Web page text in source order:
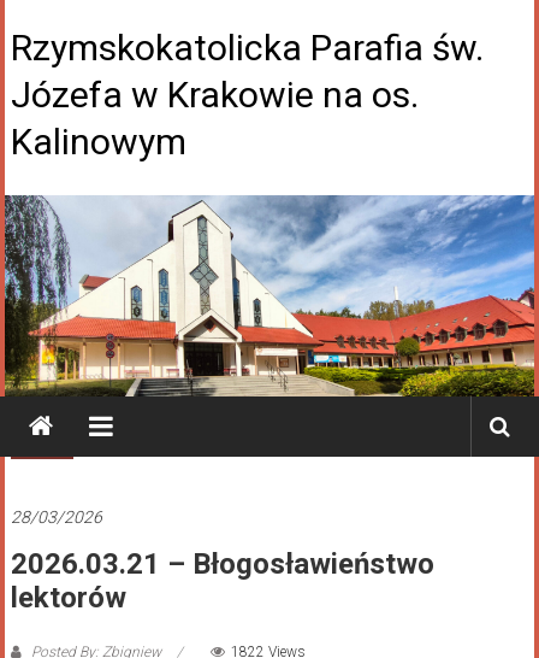
Rzymskokatolicka Parafia św.
Józefa w Krakowie na os.
Kalinowym
28/03/2026
2026.03.21 – Błogosławieństwo
lektorów
Posted By: Zbigniew 1822 Views